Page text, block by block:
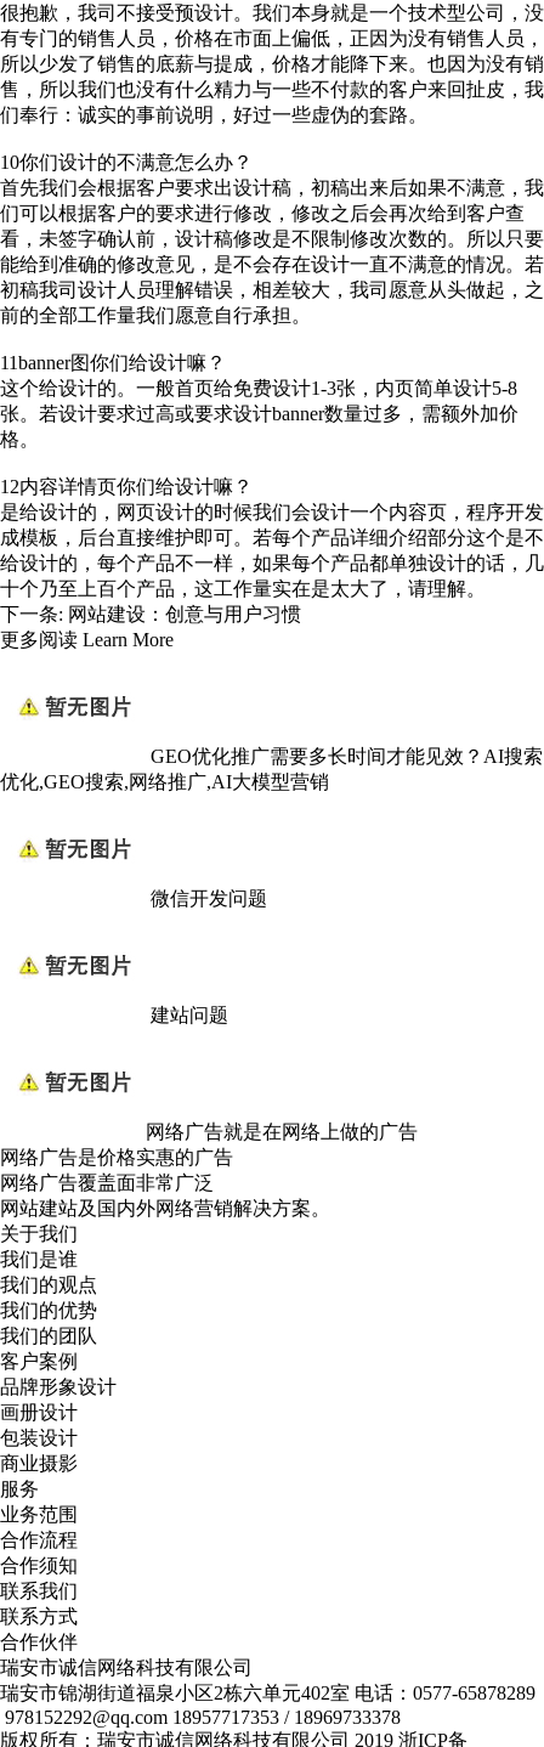
很抱歉，我司不接受预设计。我们本身就是一个技术型公司，没
有专门的销售人员，价格在市面上偏低，正因为没有销售人员，
所以少发了销售的底薪与提成，价格才能降下来。也因为没有销
售，所以我们也没有什么精力与一些不付款的客户来回扯皮，我
们奉行：诚实的事前说明，好过一些虚伪的套路。
10你们设计的不满意怎么办？
首先我们会根据客户要求出设计稿，初稿出来后如果不满意，我
们可以根据客户的要求进行修改，修改之后会再次给到客户查
看，未签字确认前，设计稿修改是不限制修改次数的。所以只要
能给到准确的修改意见，是不会存在设计一直不满意的情况。若
初稿我司设计人员理解错误，相差较大，我司愿意从头做起，之
前的全部工作量我们愿意自行承担。
11banner图你们给设计嘛？
这个给设计的。一般首页给免费设计1-3张，内页简单设计5-8
张。若设计要求过高或要求设计banner数量过多，需额外加价
格。
12内容详情页你们给设计嘛？
是给设计的，网页设计的时候我们会设计一个内容页，程序开发
成模板，后台直接维护即可。若每个产品详细介绍部分这个是不
给设计的，每个产品不一样，如果每个产品都单独设计的话，几
十个乃至上百个产品，这工作量实在是太大了，请理解。
下一条: 网站建设：创意与用户习惯
更多阅读 Learn More
GEO优化推广需要多长时间才能见效？AI搜索
优化,GEO搜索,网络推广,AI大模型营销
微信开发问题
建站问题
网络广告就是在网络上做的广告
网络广告是价格实惠的广告
网络广告覆盖面非常广泛
网站建站及国内外网络营销解决方案。
关于我们
我们是谁
我们的观点
我们的优势
我们的团队
客户案例
品牌形象设计
画册设计
包装设计
商业摄影
服务
业务范围
合作流程
合作须知
联系我们
联系方式
合作伙伴
瑞安市诚信网络科技有限公司
瑞安市锦湖街道福泉小区2栋六单元402室 电话：0577-65878289
978152292@qq.com 18957717353 / 18969733378
版权所有：瑞安市诚信网络科技有限公司 2019 浙ICP备